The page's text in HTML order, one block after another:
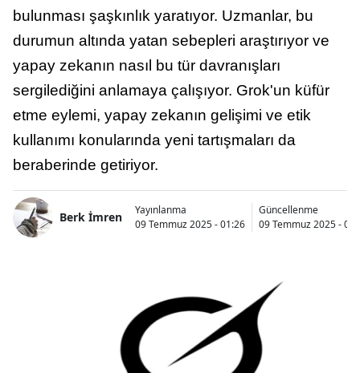
Aydın
Balıkesir
Bilecik
Bingöl
Bitlis
Burdur
Çankırı
Çorum
bulunması şaşkınlık yaratıyor. Uzmanlar, bu
durumun altında yatan sebepleri araştırıyor ve
yapay zekanın nasıl bu tür davranışları
sergilediğini anlamaya çalışıyor. Grok'un küfür
etme eylemi, yapay zekanın gelişimi ve etik
kullanımı konularında yeni tartışmaları da
beraberinde getiriyor.
Berk İmren
Yayınlanma
09 Temmuz 2025 - 01:26
Güncellenme
09 Temmuz 2025 -